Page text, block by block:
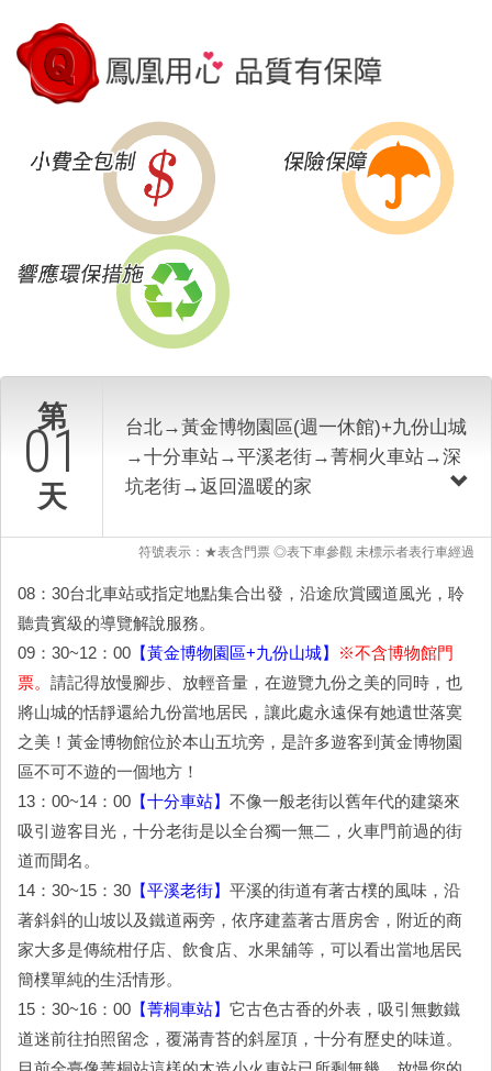
◆費用包含：
◎九人座車一日車資
◎司機兼導遊服務費
◎旅行業500萬責任險附加20萬意外醫療險(實支實付)。唯15歲
以下、70歲以上之旅客，保險公司只接受最高保額為250萬。
◎個人因素所產生之消費，如飲料、酒類、私人購物費…等。
◎個人旅遊平安保險，依規定旅客若有個別需求，得自行投保
旅行平安保險。
◎本行程表上未註明之各項開銷，建議、自費或自由行程所衍
第
01
天
台北→黃金博物園區(週一休館)+九份山城
→十分車站→平溪老街→菁桐火車站→深
坑老街→返回溫暖的家
符號表示：★表含門票 ◎表下車參觀 未標示者表行車經過
08：30台北車站或指定地點集合出發，沿途欣賞國道風光，聆
聽貴賓級的導覽解說服務。
09：30~12：00 【黃金博物園區+九份山城】
※不含博物館門
票。 請記得放慢腳步、放輕音量，在遊覽九份之美的同時，也
將山城的恬靜還給九份當地居民，讓此處永遠保有她遺世落寞
之美！黃金博物館位於本山五坑旁，是許多遊客到黃金博物園
區不可不遊的一個地方！
13：00~14：00 【十分車站】 不像一般老街以舊年代的建築來
吸引遊客目光，十分老街是以全台獨一無二，火車門前過的街
道而聞名。
14：30~15：30 【平溪老街】 平溪的街道有著古樸的風味，沿
著斜斜的山坡以及鐵道兩旁，依序建蓋著古厝房舍，附近的商
家大多是傳統柑仔店、飲食店、水果舖等，可以看出當地居民
簡樸單純的生活情形。
15：30~16：00 【菁桐車站】 它古色古香的外表，吸引無數鐵
道迷前往拍照留念，覆滿青苔的斜屋頂，十分有歷史的味道。